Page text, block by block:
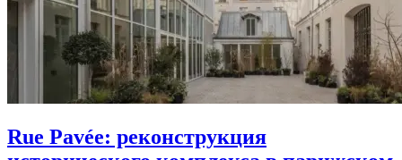
Rue Pavée: реконструкция